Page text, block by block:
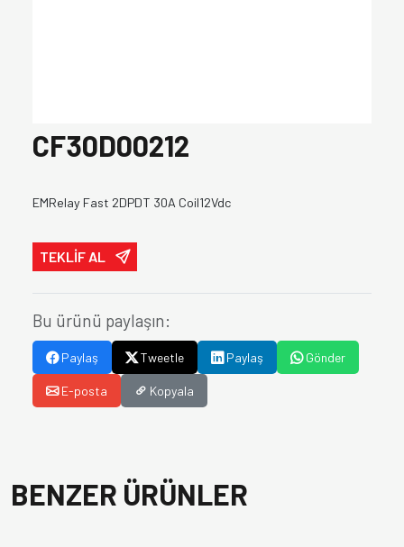
CF30D00212
EMRelay Fast 2DPDT 30A Coil12Vdc
TEKLİF AL
Bu ürünü paylaşın:
Paylaş Tweetle Paylaş Gönder
E-posta Kopyala
BENZER ÜRÜNLER